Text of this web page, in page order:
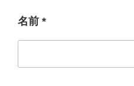
名前 *